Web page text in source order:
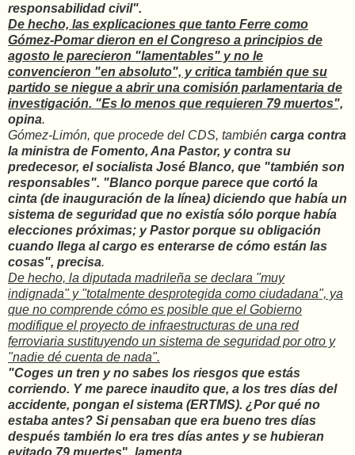
responsabilidad civil".
De hecho, las explicaciones que tanto Ferre como
Gómez-Pomar dieron en el Congreso a principios de
agosto le parecieron "lamentables" y no le
convencieron "en absoluto", ycritica también que su
partido se niegue a abrir una comisión parlamentaria de
investigación. "Es lo menos que requieren 79 muertos",
opina.
Gómez-Limón, que procede del CDS, también carga contra
la ministra de Fomento, Ana Pastor, y contra su
predecesor, el socialista José Blanco, que "también son
responsables". "Blanco porque parece que cortó la
cinta (de inauguración de la línea) diciendo que había un
sistema de seguridad que no existía sólo porque había
elecciones próximas; y Pastor porque su obligación
cuando llega al cargo es enterarse de cómo están las
cosas", precisa.
De hecho, la diputada madrileña se declara "muy
indignada" y "totalmente desprotegida como ciudadana", ya
que no comprende cómo es posible que el Gobierno
modifique el proyecto de infraestructuras de una red
ferroviaria sustituyendo un sistema de seguridad por otro y
"nadie dé cuenta de nada".
"Coges un tren y no sabes los riesgos que estás
corriendo. Y me parece inaudito que, a los tres días del
accidente, pongan el sistema (ERTMS). ¿Por qué no
estaba antes? Si pensaban que era bueno tres días
después también lo era tres días antes y se hubieran
evitado 79 muertes", lamenta.